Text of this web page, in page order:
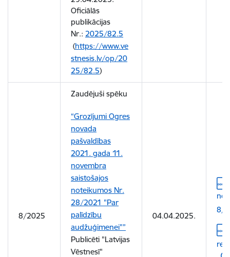
Oficiālās
publikācijas
Nr.: 2025/82.5
(https://www.ve
stnesis.lv/op/20
25/82.5)
8/2025
Zaudējuši spēku
“Grozījumi Ogres
novada
pašvaldības
2021. gada 11.
novembra
saistošajos
noteikumos Nr.
28/2021 "Par
palīdzību
audžuģimenei"”
Publicēti "Latvijas
Vēstnesī"
04.04.2025.
8/